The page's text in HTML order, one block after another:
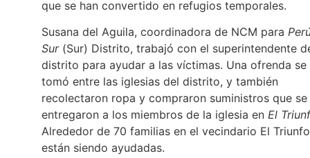
que se han convertido en refugios temporales.
Susana del Aguila, coordinadora de NCM para
Sur(Sur) Distrito, trabajó con el superintendente
distrito para ayudar a las víctimas. Una ofrenda se
tomó entre las iglesias del distrito, y también
recolectaron ropa y compraron suministros que se
entregaron a los miembros de la iglesia en El
Alrededor de 70 familias en el vecindario El Triunfo
están siendo ayudadas.